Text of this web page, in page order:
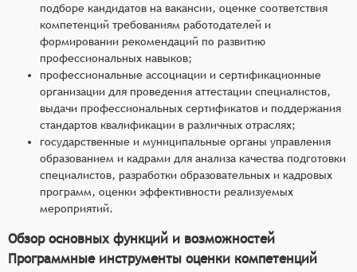
подборе кандидатов на вакансии, оценке соответствия
компетенций требованиям работодателей и
формировании рекомендаций по развитию
профессиональных навыков;
профессиональные ассоциации и сертификационные
организации для проведения аттестации специалистов,
выдачи профессиональных сертификатов и поддержания
стандартов квалификации в различных отраслях;
государственные и муниципальные органы управления
образованием и кадрами для анализа качества подготовки
специалистов, разработки образовательных и кадровых
программ, оценки эффективности реализуемых
мероприятий.
Обзор основных функций и возможностей
Программные инструменты оценки компетенций